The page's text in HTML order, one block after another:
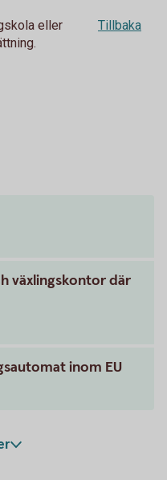
eller
Tillbaka
växlingskontor där
inom EU